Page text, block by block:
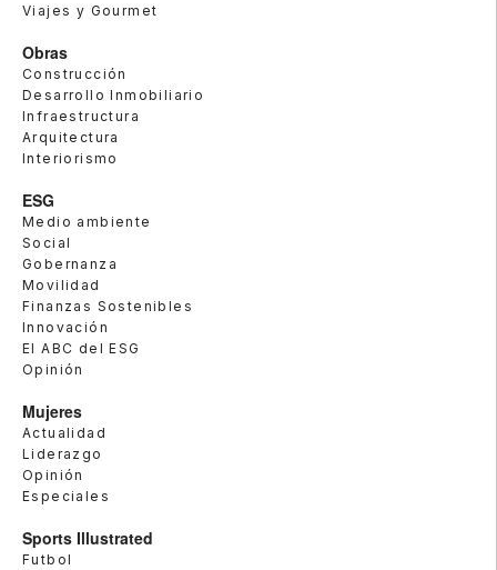
Viajes y Gourmet
Obras
Construcción
Desarrollo Inmobiliario
Infraestructura
Arquitectura
Interiorismo
ESG
Medio ambiente
Social
Gobernanza
Movilidad
Finanzas Sostenibles
Innovación
El ABC del ESG
Opinión
Mujeres
Actualidad
Liderazgo
Opinión
Especiales
Sports Illustrated
Futbol